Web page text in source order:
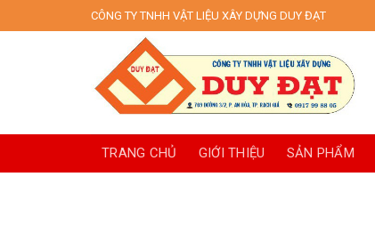
to
CÔNG TY TNHH VẬT LIỆU XÂY DỰNG DUY ĐẠT
TRANG CHỦ GIỚI THIỆU SẢN PHẨM